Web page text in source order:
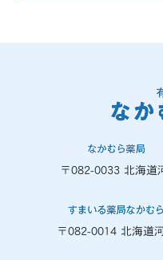
〒082-0033 北海道
〒082-0014 北海道